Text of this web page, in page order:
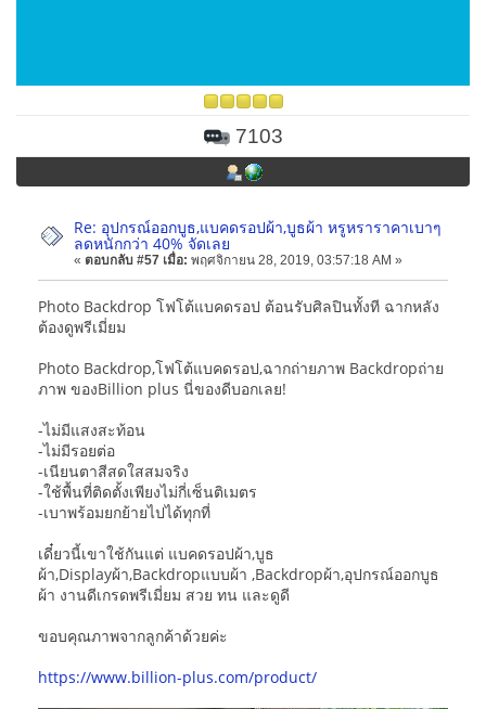
7103
Re: อุปกรณ์ออกบูธ,แบคดรอปผ้า,บูธผ้า หรูหราราคาเบาๆ
ลดหนักกว่า 40% จัดเลย
« ตอบกลับ #57 เมื่อ: พฤศจิกายน 28, 2019, 03:57:18 AM »
Photo Backdrop โฟโต้แบคดรอป ต้อนรับศิลปินทั้งที ฉากหลัง
ต้องดูพรีเมี่ยม
Photo Backdrop,โฟโต้แบคดรอป,ฉากถ่ายภาพ Backdropถ่าย
ภาพ ของBillion plus นี่ของดีบอกเลย!
-ไม่มีแสงสะท้อน
-ไม่มีรอยต่อ
-เนียนตาสีสดใสสมจริง
-ใช้พื้นที่ติดตั้งเพียงไม่กี่เซ็นติเมตร
-เบาพร้อมยกย้ายไปได้ทุกที่
เดี๋ยวนี้เขาใช้กันแต่ แบคดรอปผ้า,บูธ
ผ้า,Displayผ้า,Backdropแบบผ้า ,Backdropผ้า,อุปกรณ์ออกบูธ
ผ้า งานดีเกรดพรีเมี่ยม สวย ทน และดูดี
ขอบคุณภาพจากลูกค้าด้วยค่ะ
https://www.billion-plus.com/product/